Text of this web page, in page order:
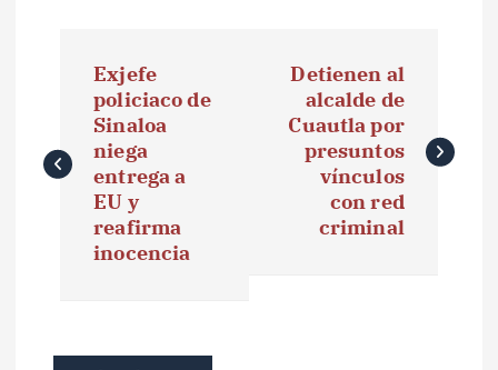
v
e
Exjefe
policiaco de
Sinaloa
niega
entrega a
EU y
reafirma
inocencia
Detienen al
alcalde de
Cuautla por
presuntos
vínculos
con red
criminal